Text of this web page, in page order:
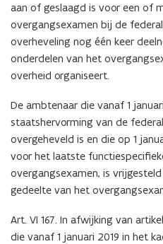
aan of geslaagd is voor een of
overgangsexamen bij de
overheveling nog één keer
onderdelen van het
overheid organiseert.
De ambtenaar die vanaf 1
staatshervorming van de
overgeheveld is en die op 1
voor het laatste
overgangsexamen, is
gedeelte van het
Art. VI 167. In afwijking van
die vanaf 1 januari 2019 in het